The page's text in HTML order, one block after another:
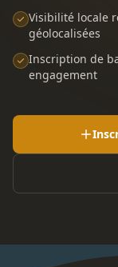
Visibilité locale
géolocalisées
Inscription de
engagement